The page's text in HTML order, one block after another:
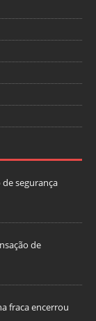
de segurança
de
fraca encerrou